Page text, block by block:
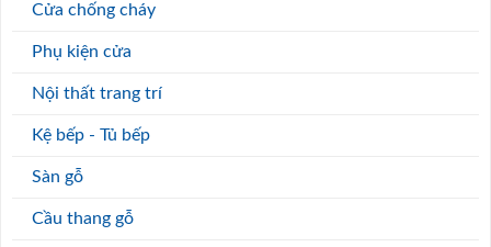
Cửa chống cháy
Phụ kiện cửa
Nội thất trang trí
Kệ bếp - Tủ bếp
Sàn gỗ
Cầu thang gỗ